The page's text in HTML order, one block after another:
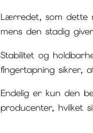
Lærredet, som dette
mens den stadig
Stabilitet og
fingertapning sikrer,
Endelig er kun den
producenter, hvilket